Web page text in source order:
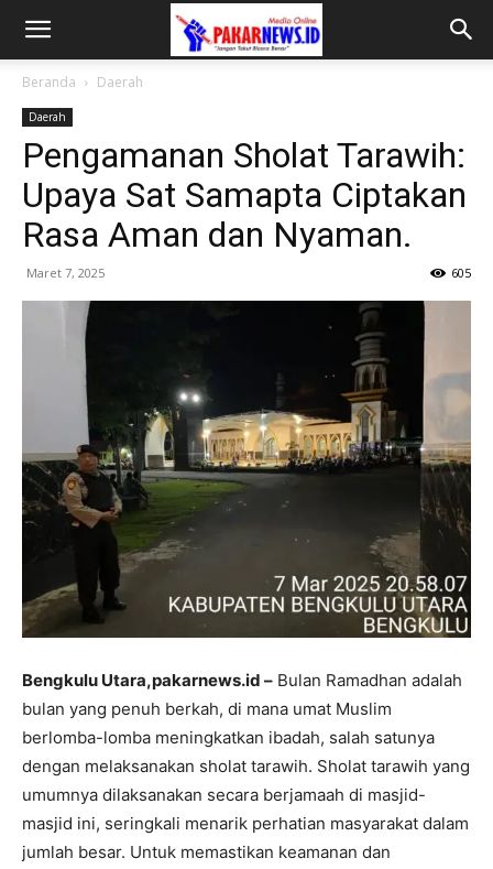
Beranda Daerah
Daerah
Pengamanan Sholat Tarawih:
Upaya Sat Samapta Ciptakan
Rasa Aman dan Nyaman.
Maret 7, 2025 605
Bengkulu Utara,pakarnews.id – Bulan Ramadhan adalah
bulan yang penuh berkah, di mana umat Muslim
berlomba-lomba meningkatkan ibadah, salah satunya
dengan melaksanakan sholat tarawih. Sholat tarawih yang
umumnya dilaksanakan secara berjamaah di masjid-
masjid ini, seringkali menarik perhatian masyarakat dalam
jumlah besar. Untuk memastikan keamanan dan